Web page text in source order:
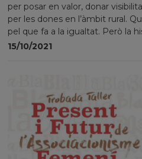
per posar en valor, donar
per les dones en l’àmbit rural.
pel que fa a la igualtat. Però la
15/10/2021